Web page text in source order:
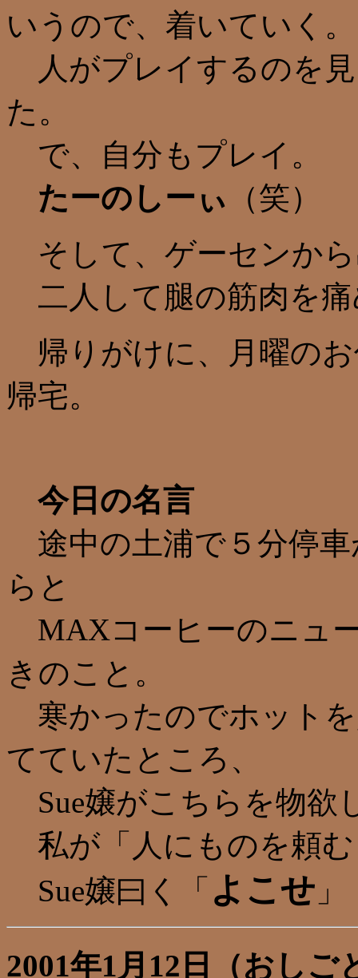
いうので、着いていく。
人がプレイするのを
た。
で、自分もプレイ。
たーのしーぃ （笑）
そして、ゲーセンか
二人して腿の筋肉を
帰りがけに、月曜の
帰宅。
今日の名言
途中の土浦で５分停
らと
MAXコーヒーのニュ
きのこと。
寒かったのでホット
てていたところ、
Sue嬢がこちらを物欲
私が「人にものを頼
Sue嬢曰く「 よこせ
2001年1月12日（おしご